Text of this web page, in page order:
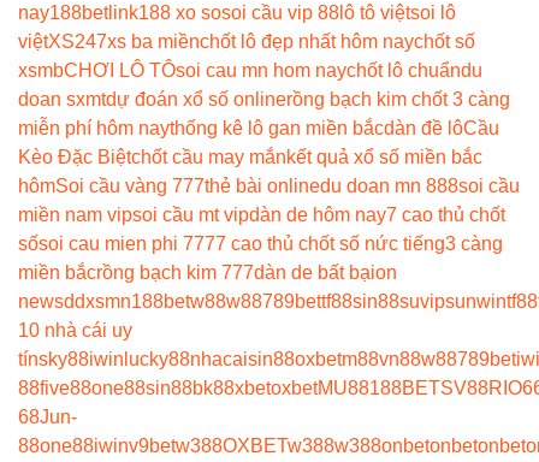
nay188betlink188 xo sosoi cầu vip 88 lô tô việtsoi lô
việtXS247xs ba miềnchốt lô đẹp nhất hôm naychốt số
xsmbCHƠI LÔ TÔsoi cau mn hom naychốt lô chuẩndu
doan sxmtdự đoán xổ số onlinerồng bạch kim chốt 3 càng
miễn phí hôm naythống kê lô gan miền bắcdàn đề lôCầu
Kèo Đặc Biệtchốt cầu may mắnkết quả xổ số miền bắc
hômSoi cầu vàng 777thẻ bài onlinedu doan mn 888soi cầu
miền nam vipsoi cầu mt vipdàn de hôm nay7 cao thủ chốt
sốsoi cau mien phi 7777 cao thủ chốt số nức tiếng3 càng
miền bắcrồng bạch kim 777dàn de bất bạion
newsddxsmn188betw88w88789bettf88sin88suvipsunwintf88
10 nhà cái uy
tínsky88iwin lucky88nhacaisin88oxbetm88vn88w88789bet
88five88one88sin88bk88xbetoxbetMU88188BETSV88
68Jun-
88one88iwinv9betw388OXBETw388w388onbetonbetonbet